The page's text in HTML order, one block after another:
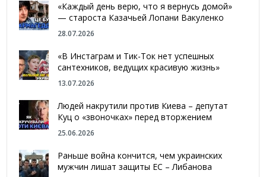
«Каждый день верю, что я вернусь домой»
— староста Казачьей Лопани Вакуленко
28.07.2026
«В Инстаграм и Тик-Ток нет успешных
сантехников, ведущих красивую жизнь»
13.07.2026
Людей накрутили против Киева – депутат
Куц о «звоночках» перед вторжением
25.06.2026
Раньше война кончится, чем украинских
мужчин лишат защиты ЕС – Либанова